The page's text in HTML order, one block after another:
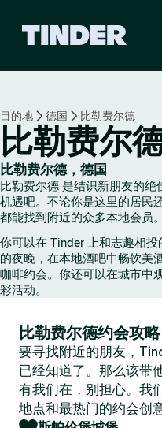
r
首
页
目的地 德国 比勒费尔德
比勒费尔
比勒费尔德，德国
比勒费尔德 是结识新朋友的
机遇吧。不论你是这里的居民
都能找到附近的众多本地会员。
你可以在 Tinder 上和志趣相
的夜晚，在本地酒吧中畅饮美
咖啡约会。你还可以在城市中
彩活动。
比勒费尔德约会攻略
要寻找附近的朋友，
已经知道了。那么该带
有我们在，别担心。我
地点和最热门的约会创意